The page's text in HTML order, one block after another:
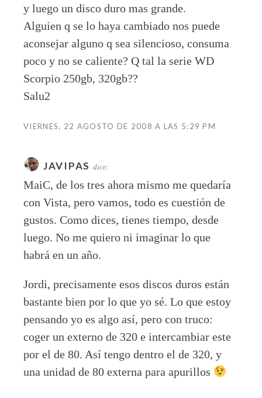
y luego un disco duro mas grande.
Alguien q se lo haya cambiado nos puede
aconsejar alguno q sea silencioso, consuma
poco y no se caliente? Q tal la serie WD
Scorpio 250gb, 320gb??
Salu2
VIERNES, 22 AGOSTO DE 2008 A LAS 5:29 PM
JAVIPAS dice:
MaiC, de los tres ahora mismo me quedaría
con Vista, pero vamos, todo es cuestión de
gustos. Como dices, tienes tiempo, desde
luego. No me quiero ni imaginar lo que
habrá en un año.
Jordi, precisamente esos discos duros están
bastante bien por lo que yo sé. Lo que estoy
pensando yo es algo así, pero con truco:
coger un externo de 320 e intercambiar este
por el de 80. Así tengo dentro el de 320, y
una unidad de 80 externa para apurillos